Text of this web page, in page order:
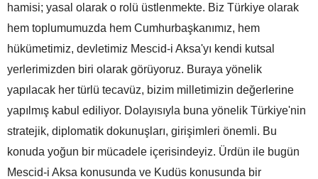
hamisi; yasal olarak o rolü üstlenmekte. Biz Türkiye olarak
hem toplumumuzda hem Cumhurbaşkanımız, hem
hükümetimiz, devletimiz Mescid-i Aksa'yı kendi kutsal
yerlerimizden biri olarak görüyoruz. Buraya yönelik
yapılacak her türlü tecavüz, bizim milletimizin değerlerine
yapılmış kabul ediliyor. Dolayısıyla buna yönelik Türkiye'nin
stratejik, diplomatik dokunuşları, girişimleri önemli. Bu
konuda yoğun bir mücadele içerisindeyiz. Ürdün ile bugün
Mescid-i Aksa konusunda ve Kudüs konusunda bir